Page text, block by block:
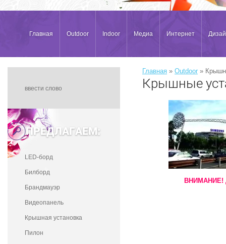
Главная Outdoor Indoor Медиа Интернет
ПРЕДЛАГАЕМ:
LED-борд
Билборд
Брандмауэр
Видеопанель
Крышная установка
Пилон
Главная » Outdoor »
Крышные